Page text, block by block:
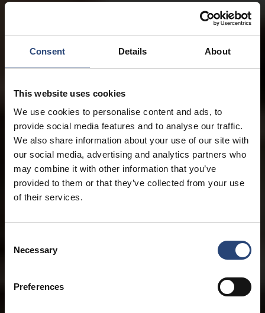
Consent Details About
This website uses cookies
We use cookies to personalise content and ads, to
provide social media features and to analyse our traffic.
We also share information about your use of our site with
our social media, advertising and analytics partners who
may combine it with other information that you’ve
provided to them or that they’ve collected from your use
of their services.
Selection
Necessary
Preferences